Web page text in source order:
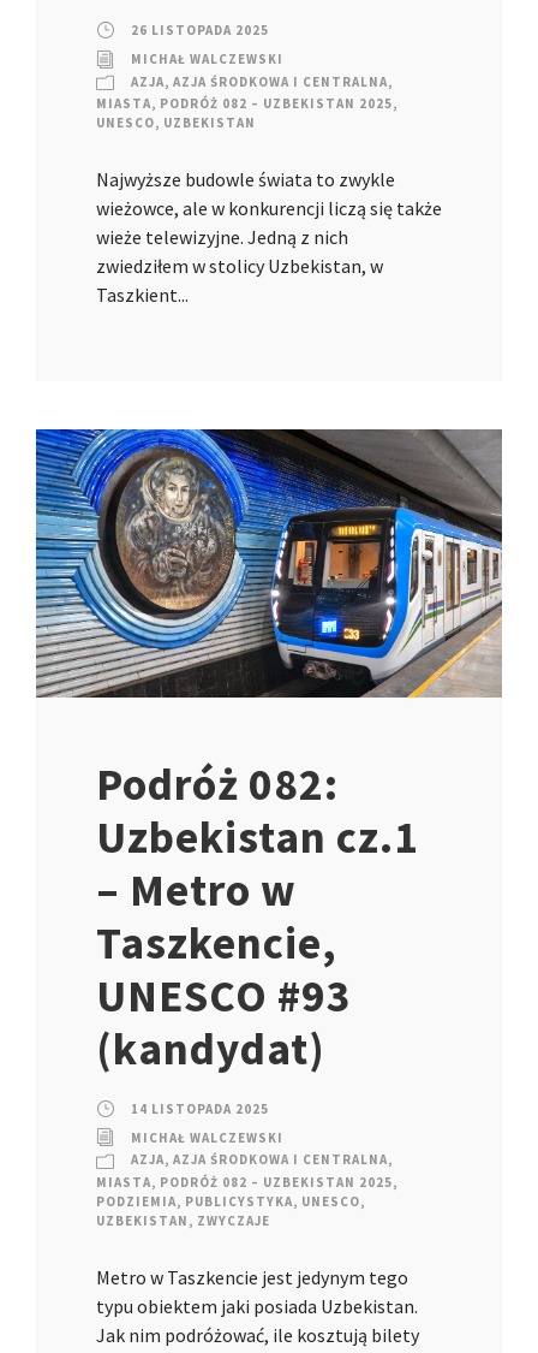
26 LISTOPADA 2025
MICHAŁ WALCZEWSKI
AZJA, AZJA ŚRODKOWA I CENTRALNA,
MIASTA, PODRÓŻ 082 – UZBEKISTAN 2025,
UNESCO, UZBEKISTAN
Najwyższe budowle świata to zwykle
wieżowce, ale w konkurencji liczą się także
wieże telewizyjne. Jedną z nich
zwiedziłem w stolicy Uzbekistan, w
Taszkient...
Podróż 082:
Uzbekistan cz.1
– Metro w
Taszkencie,
UNESCO #93
(kandydat)
14 LISTOPADA 2025
MICHAŁ WALCZEWSKI
AZJA, AZJA ŚRODKOWA I CENTRALNA,
MIASTA, PODRÓŻ 082 – UZBEKISTAN 2025,
PODZIEMIA, PUBLICYSTYKA, UNESCO,
UZBEKISTAN , ZWYCZAJE
Metro w Taszkencie jest jedynym tego
typu obiektem jaki posiada Uzbekistan.
Jak nim podróżować, ile kosztują bilety